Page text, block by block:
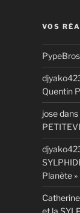
VOS
PypeBros
Quentin
josedans
Planète »
et la